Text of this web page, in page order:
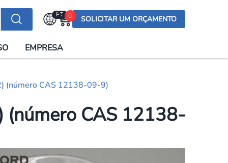
PT
English (US)
Española
Deutsch
Français
日本語
0 SOLICITAR UM ORÇAMENTO
EMPRESA
(número CAS 12138-09-9)
CAS 12138-